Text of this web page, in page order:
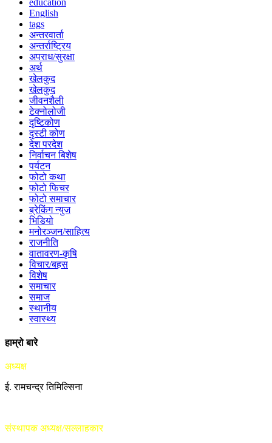
English
tags
अन्तरवार्ता
अन्तर्राष्ट्रिय
अपराध/सुरक्षा
अर्थ
खेलकुद
खेलकुद
जीवनशैली
टेक्नोलोजी
दृष्टिकोण
दृस्टी कोण
देश परदेश
निर्वाचन बिशेष
पर्यटन
फोटो कथा
फोटो फिचर
फोटो समाचार
ब्रेकिंग न्युज
भिडियो
मनोरञ्जन/साहित्य
राजनीति
वातावरण-कृषि
विचार/बहस
विशेष
समाचार
समाज
स्थानीय
स्वास्थ्य
हाम्रो बारे
अध्यक्ष
ई. रामचन्द्र तिमिल्सिना
संस्थापक अध्यक्ष/सल्लाहकार